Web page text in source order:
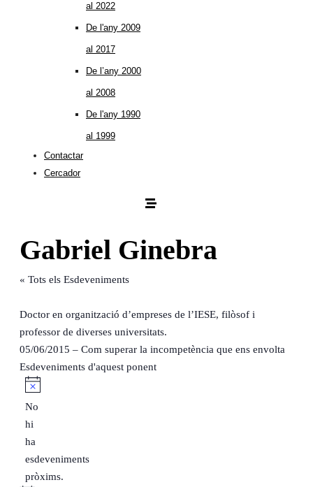
al 2022
De l'any 2009
al 2017
De l’any 2000
al 2008
De l'any 1990
al 1999
Contactar
Cercador
Gabriel Ginebra
« Tots els Esdeveniments
Doctor en organització d’empreses de l’IESE, filòsof i
professor de diverses universitats.
05/06/2015 – Com superar la incompetència que ens envolta
Esdeveniments d'aquest ponent
Avís
No
hi
ha
esdeveniments
pròxims.